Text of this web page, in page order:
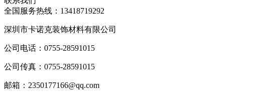
全国服务热线： 13418719292
深圳市卡诺克装饰材料有限公司
公司电话：0755-28591015
公司传真：0755-28591015
邮箱：2350177166@qq.com